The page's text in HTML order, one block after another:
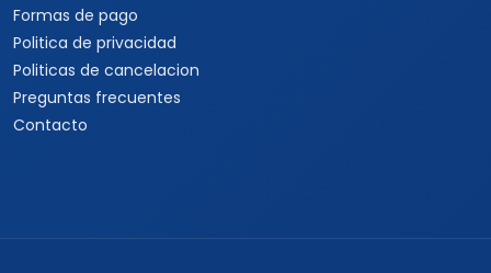
Formas de pago
Politica de privacidad
Politicas de cancelacion
Preguntas frecuentes
Contacto